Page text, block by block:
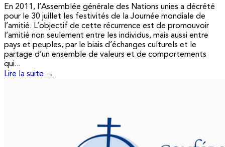
En 2011, l’Assemblée générale des Nations unies a décrété
pour le 30 juillet les festivités de la Journée mondiale de
l’amitié. L’objectif de cette récurrence est de promouvoir
l’amitié non seulement entre les individus, mais aussi entre
pays et peuples, par le biais d’échanges culturels et le
partage d’un ensemble de valeurs et de comportements
qui...
Lire la suite →